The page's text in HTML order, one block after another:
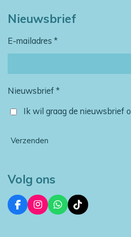
Nieuwsbrief
E-mailadres *
Nieuwsbrief *
Ik wil graag de nieuwsbrief
Verzenden
Volg ons
F
a
I
n
W
h
T
i